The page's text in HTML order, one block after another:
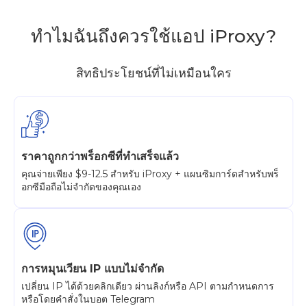
ทำไมฉันถึงควรใช้แอป iProxy?
สิทธิประโยชน์ที่ไม่เหมือนใคร
ราคาถูกกว่าพร็อกซีที่ทำเสร็จแล้ว
คุณจ่ายเพียง $9-12.5 สำหรับ iProxy + แผนซิมการ์ดสำหรับพร็
อกซีมือถือไม่จำกัดของคุณเอง
การหมุนเวียน IP แบบไม่จำกัด
เปลี่ยน IP ได้ด้วยคลิกเดียว ผ่านลิงก์หรือ API ตามกำหนดการ
หรือโดยคำสั่งในบอต Telegram